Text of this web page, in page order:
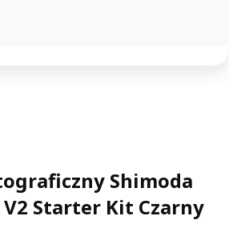
Shimoda
Starter Kit Czarny